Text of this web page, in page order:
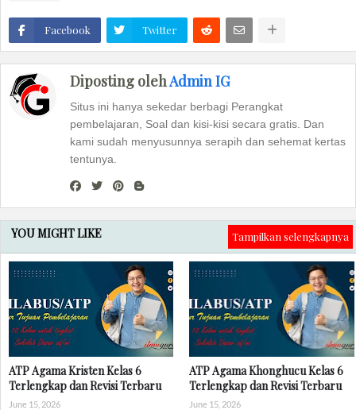
Facebook Twitter
Diposting olehAdmin IG
Situs ini hanya sekedar berbagi Perangkat
pembelajaran, Soal dan kisi-kisi secara gratis. Dan
kami sudah menyusunnya serapih dan sehemat kertas
tentunya.
YOU MIGHT LIKE Tampilkan selengkapnya
ATP Agama Kristen Kelas 6
Terlengkap dan Revisi Terbaru
June 15, 2026
ATP Agama Khonghucu Kelas 6
Terlengkap dan Revisi Terbaru
June 15, 2026